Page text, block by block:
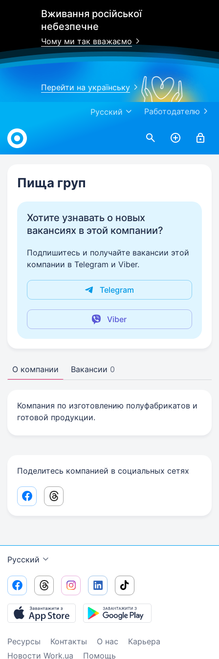
Вживання російської
небезпечне
Чому ми так вважаємо
Перейти на українську
Работодателю
Русский
Work.ua
Пища груп
Хотите узнавать о новых
вакансиях в этой компании?
Подпишитесь и получайте вакансии этой
компании в Telegram и Viber.
Telegram
Viber
О компании Вакансии 0
Компания по изготовлению полуфабрикатов и
готовой продукции.
Поделитесь компанией в социальных сетях
Facebook share link
Threads share link
Русский
Ресурсы Контакты О нас
Карьера
Новости Work.ua
Помощь